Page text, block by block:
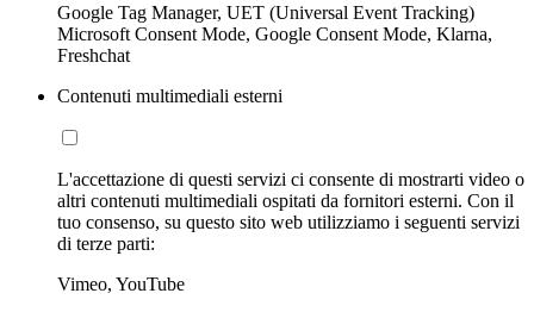
Google Tag Manager, UET (Universal Event Tracking)
Microsoft Consent Mode, Google Consent Mode, Klarna,
Freshchat
Contenuti multimediali esterni
L'accettazione di questi servizi ci consente di mostrarti video o
altri contenuti multimediali ospitati da fornitori esterni. Con il
tuo consenso, su questo sito web utilizziamo i seguenti servizi
di terze parti:
Vimeo, YouTube